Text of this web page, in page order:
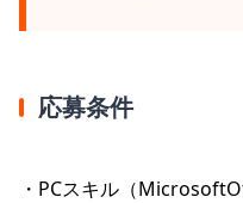
応募条件
・PCスキル（